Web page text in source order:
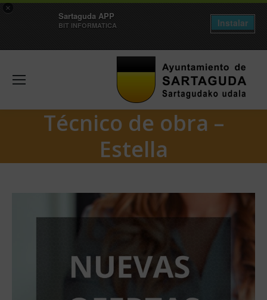
×
Sartaguda APP
BIT INFORMATICA Instalar
Técnico de obra –
Estella